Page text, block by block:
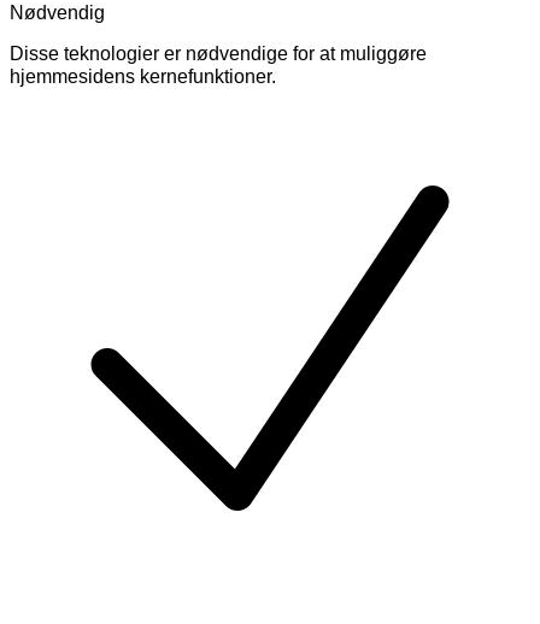
Nødvendig
Disse teknologier er nødvendige for at muliggøre
hjemmesidens kernefunktioner.